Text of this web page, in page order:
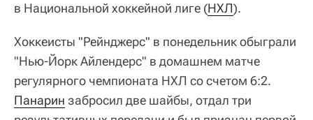
в Национальной хоккейной лиге (НХЛ).
Хоккеисты "Рейнджерс" в понедельник обыграли
"Нью-Йорк Айлендерс" в домашнем матче
регулярного чемпионата НХЛ со счетом 6:2.
Панарин забросил две шайбы, отдал три